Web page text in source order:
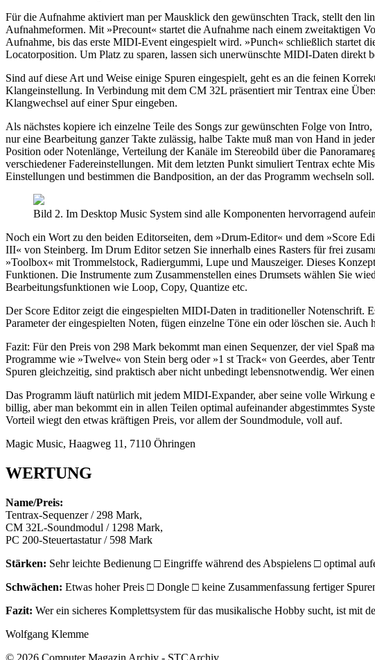
Für die Aufnahme aktiviert man per Mausklick den gewünschten Track, stellt den
Aufnahmeformen. Mit »Precount« startet die Aufnahme nach einem zweitaktigen
Aufnahme, bis das erste MIDI-Event eingespielt wird. »Punch« schließlich startet
Locatorposition. Um Platz zu sparen, lassen sich unerwünschte MIDI-Daten direkt
Sind auf diese Art und Weise einige Spuren eingespielt, geht es an die feinen
Klangeinstellung. In Verbindung mit dem CM 32L präsentiert mir Tentrax eine
Klangwechsel auf einer Spur eingeben.
Als nächstes kopiere ich einzelne Teile des Songs zur gewünschten Folge von
nur eine Bearbeitung ganzer Takte zulässig, halbe Takte muß man von Hand in
Position oder Notenlänge, Verteilung der Kanäle im Stereobild über die
verschiedener Fadereinstellungen. Mit dem letzten Punkt simuliert Tentrax echte
Einstellungen und bestimmen die Bandposition, an der das Programm wechseln
Bild 2. Im Desktop Music System sind alle Komponenten hervorragend
Noch ein Wort zu den beiden Editorseiten, dem »Drum-Editor« und dem »Score
III« von Steinberg. Im Drum Editor setzen Sie innerhalb eines Rasters für frei
»Toolbox« mit Trommelstock, Radiergummi, Lupe und Mauszeiger. Dieses
Funktionen. Die Instrumente zum Zusammenstellen eines Drumsets wählen Sie
Bearbeitungsfunktionen wie Loop, Copy, Quantize etc.
Der Score Editor zeigt die eingespielten MIDI-Daten in traditioneller Notenschrift.
Parameter der eingespielten Noten, fügen einzelne Töne ein oder löschen sie.
Fazit: Für den Preis von 298 Mark bekommt man einen Sequenzer, der viel Spaß
Programme wie »Twelve« von Stein berg oder »1 st Track« von Geerdes, aber
Spuren gleichzeitig, sind praktisch aber nicht unbedingt lebensnotwendig. Wer
Das Programm läuft natürlich mit jedem MIDI-Expander, aber seine volle Wirkung
billig, aber man bekommt ein in allen Teilen optimal aufeinander abgestimmtes
Vorteil wiegt den etwas kräftigen Preis, vor allem der Soundmodule, voll auf.
Magic Music, Haagweg 11, 7110 Öhringen
WERTUNG
Name/Preis:
Tentrax-Sequenzer / 298 Mark,
CM 32L-Soundmodul / 1298 Mark,
PC 200-Steuertastatur / 598 Mark
Stärken: Sehr leichte Bedienung □ Eingriffe während des Abspielens □ optimal
Schwächen: Etwas hoher Preis □ Dongle □ keine Zusammenfassung fertiger
Fazit: Wer ein sicheres Komplettsystem für das musikalische Hobby sucht, ist mit
Wolfgang Klemme
© 2026 Computer Magazin Archiv - STCArchiv